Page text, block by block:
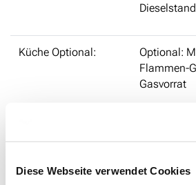
Diese Webseite verwendet Cookies
Küche Optional:
Optional:
Flammen-
Gasvorrat
Wasservorrat: -